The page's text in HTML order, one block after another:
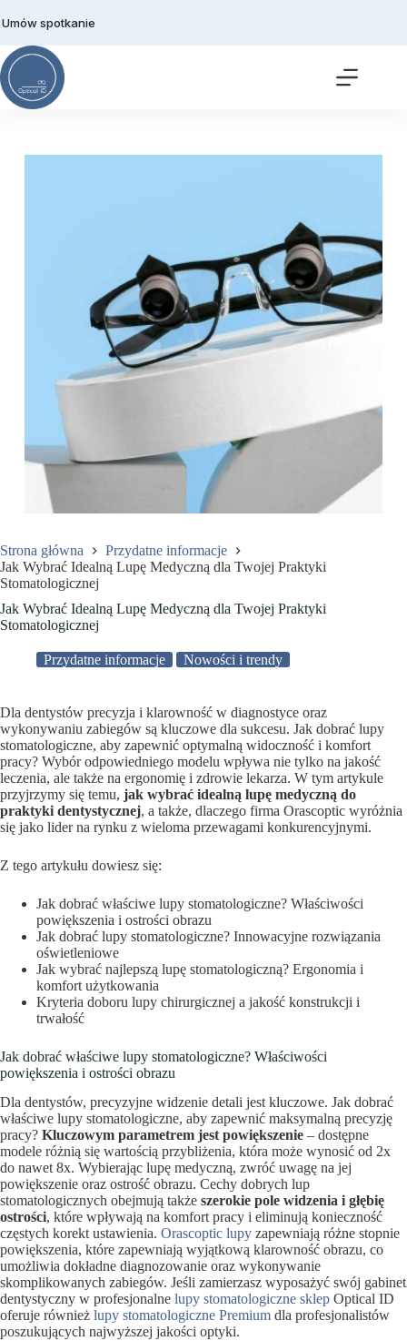
do
Umów spotkanie
Strona główna
Przydatne informacje
Jak Wybrać Idealną Lupę Medyczną dla Twojej Praktyki
Stomatologicznej
Jak Wybrać Idealną Lupę Medyczną dla Twojej Praktyki
Stomatologicznej
Przydatne informacje Nowości i trendy
Dla dentystów precyzja i klarowność w diagnostyce oraz
wykonywaniu zabiegów są kluczowe dla sukcesu. Jak dobrać lupy
stomatologiczne, aby zapewnić optymalną widoczność i komfort
pracy? Wybór odpowiedniego modelu wpływa nie tylko na jakość
leczenia, ale także na ergonomię i zdrowie lekarza. W tym artykule
przyjrzymy się temu, jak wybrać idealną lupę medyczną do
praktyki dentystycznej, a także, dlaczego firma Orascoptic wyróżnia
się jako lider na rynku z wieloma przewagami konkurencyjnymi.
Z tego artykułu dowiesz się:
Jak dobrać właściwe lupy stomatologiczne? Właściwości
powiększenia i ostrości obrazu
Jak dobrać lupy stomatologiczne? Innowacyjne rozwiązania
oświetleniowe
Jak wybrać najlepszą lupę stomatologiczną? Ergonomia i
komfort użytkowania
Kryteria doboru lupy chirurgicznej a jakość konstrukcji i
trwałość
Jak dobrać właściwe lupy stomatologiczne? Właściwości
powiększenia i ostrości obrazu
Dla dentystów, precyzyjne widzenie detali jest kluczowe. Jak dobrać
właściwe lupy stomatologiczne, aby zapewnić maksymalną precyzję
pracy? Kluczowym parametrem jest powiększenie – dostępne
modele różnią się wartością przybliżenia, która może wynosić od 2x
do nawet 8x. Wybierając lupę medyczną, zwróć uwagę na jej
powiększenie oraz ostrość obrazu. Cechy dobrych lup
stomatologicznych obejmują także szerokie pole widzenia i głębię
ostrości, które wpływają na komfort pracy i eliminują konieczność
częstych korekt ustawienia. Orascoptic lupy zapewniają różne stopnie
powiększenia, które zapewniają wyjątkową klarowność obrazu, co
umożliwia dokładne diagnozowanie oraz wykonywanie
skomplikowanych zabiegów. Jeśli zamierzasz wyposażyć swój gabinet
dentystyczny w profesjonalne lupy stomatologiczne sklep Optical ID
oferuje również lupy stomatologiczne Premium dla profesjonalistów
poszukujących najwyższej jakości optyki.